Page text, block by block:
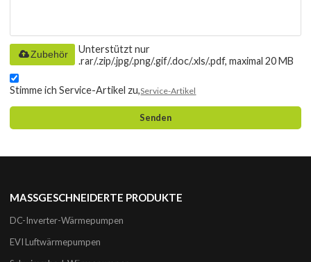
Unterstützt nur
.rar/.zip/.jpg/.png/.gif/.doc/.xls/.pdf, maximal 20 MB
Zubehör
Stimme ich Service-Artikel zu,Service-Artikel
Senden
MASSGESCHNEIDERTE PRODUKTE
DC-Inverter-Wärmepumpen
EVI Luftwärmepumpen